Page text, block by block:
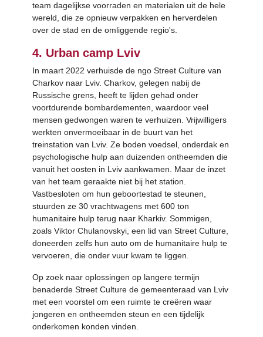
team dagelijkse voorraden en materialen uit de hele
wereld, die ze opnieuw verpakken en herverdelen
over de stad en de omliggende regio's.
4. Urban camp Lviv
In maart 2022 verhuisde de ngo Street Culture van
Charkov naar Lviv. Charkov, gelegen nabij de
Russische grens, heeft te lijden gehad onder
voortdurende bombardementen, waardoor veel
mensen gedwongen waren te verhuizen. Vrijwilligers
werkten onvermoeibaar in de buurt van het
treinstation van Lviv. Ze boden voedsel, onderdak en
psychologische hulp aan duizenden ontheemden die
vanuit het oosten in Lviv aankwamen. Maar de inzet
van het team geraakte niet bij het station.
Vastbesloten om hun geboortestad te steunen,
stuurden ze 30 vrachtwagens met 600 ton
humanitaire hulp terug naar Kharkiv. Sommigen,
zoals Viktor Chulanovskyi, een lid van Street Culture,
doneerden zelfs hun auto om de humanitaire hulp te
vervoeren, die onder vuur kwam te liggen.
Op zoek naar oplossingen op langere termijn
benaderde Street Culture de gemeenteraad van Lviv
met een voorstel om een ruimte te creëren waar
jongeren en ontheemden steun en een tijdelijk
onderkomen konden vinden.